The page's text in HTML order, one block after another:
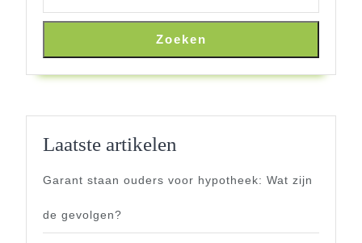
Zoeken
Laatste artikelen
Garant staan ouders voor hypotheek: Wat zijn
de gevolgen?